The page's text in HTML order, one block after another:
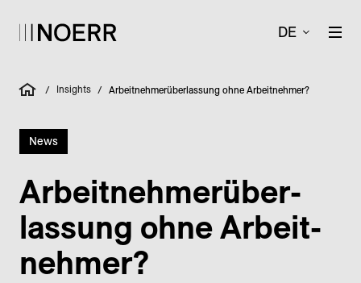
DE
/ Insights / Arbeitnehmerüberlassung ohne Arbeitnehmer?
News
Arbeit­nehmer­über­
lassung ohne Arbeit­
nehmer?